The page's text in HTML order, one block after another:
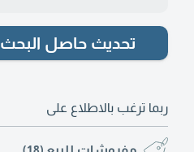
تحديث حاصل البحث
ربما ترغب بالاطلاع على